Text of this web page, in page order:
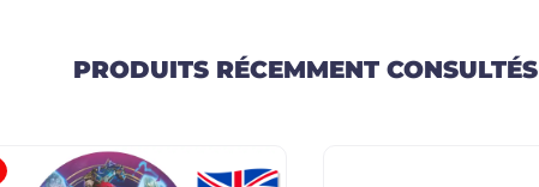
PRODUITS RÉCEMMENT CONSULTÉS